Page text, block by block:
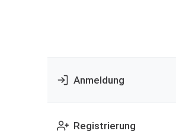
Anmeldung
Registrierung